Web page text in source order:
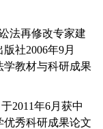
法再修改专家建
社2006年9月
学教材与科研成果
2011年6月获中
优秀科研成果论文